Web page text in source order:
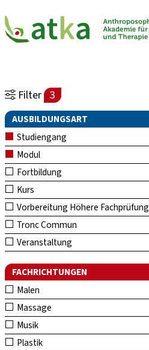
Filter 3
AUSBILDUNGSART
Studiengang
Modul
Fortbildung
Kurs
Vorbereitung Höhere Fachprüfung
Tronc Commun
Veranstaltung
FACHRICHTUNGEN
Malen
Massage
Musik
Plastik